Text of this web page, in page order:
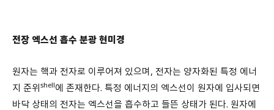
전장 엑스선 흡수 분광 현미경
원자는 핵과 전자로 이루어져 있으며, 전자는 양자화된 특정 에너
지 준위shell에 존재한다. 특정 에너지의 엑스선이 원자에 입사되면
바닥 상태의 전자는 엑스선을 흡수하고 들뜬 상태가 된다. 원자에